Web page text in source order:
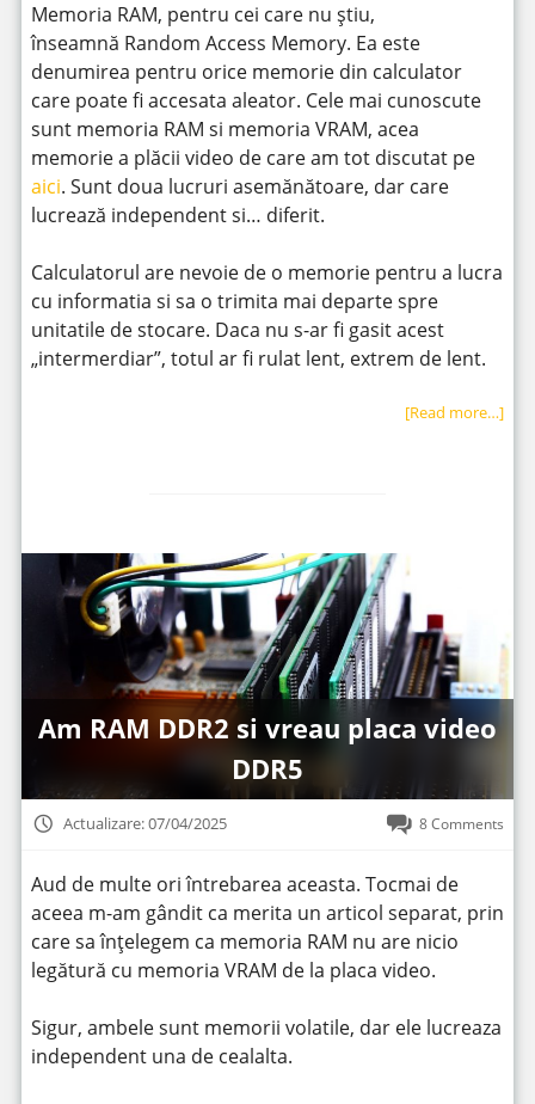
Memoria RAM, pentru cei care nu știu,
înseamnă Random Access Memory. Ea este
denumirea pentru orice memorie din calculator
care poate fi accesata aleator. Cele mai cunoscute
sunt memoria RAM si memoria VRAM, acea
memorie a plăcii video de care am tot discutat pe
aici. Sunt doua lucruri asemănătoare, dar care
lucrează independent si… diferit.
Calculatorul are nevoie de o memorie pentru a lucra
cu informatia si sa o trimita mai departe spre
unitatile de stocare. Daca nu s-ar fi gasit acest
„intermerdiar”, totul ar fi rulat lent, extrem de lent.
[Read more…]
Am RAM DDR2 si vreau placa video
DDR5
Actualizare: 07/04/2025 8 Comments
Aud de multe ori întrebarea aceasta. Tocmai de
aceea m-am gândit ca merita un articol separat, prin
care sa înțelegem ca memoria RAM nu are nicio
legătură cu memoria VRAM de la placa video.
Sigur, ambele sunt memorii volatile, dar ele lucreaza
independent una de cealalta.